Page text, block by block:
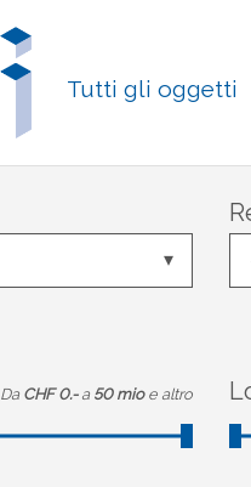
Tutti gli oggetti
Da CHF 0.- a 50 mio e altro